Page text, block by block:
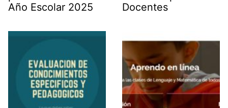
Año Escolar 2025
Docentes